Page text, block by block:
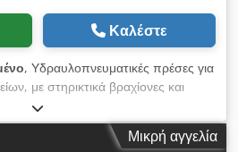
Καλέστε
, Υδραυλοπνευματικές πρέσες για
με στηρικτικά βραχίονες και
Μέγιστο ύψος προφίλ: 140 mm
93 mm Dodpfx Ahozrmcmjiock
mm Δύναμη πρέσας: 45 kN Βάρος:
Μικρή αγγελία